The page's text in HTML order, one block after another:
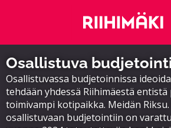
Osallistuva
Osallistuvassa budjetoinnissa
tehdään yhdessä Riihimäestä entistä
toimivampi kotipaikka. Meidän
osallistuvaan budjetointiin on